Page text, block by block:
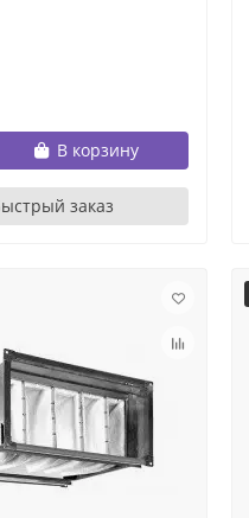
В корзину
заказ